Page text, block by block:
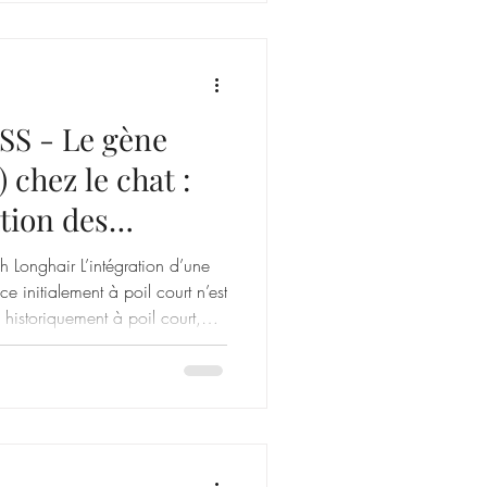
chez le chat :
des
des
L’intégration d’une
initialement à poil court n’est
à poil court,
de manière récessive. Au fil
poil long ont été